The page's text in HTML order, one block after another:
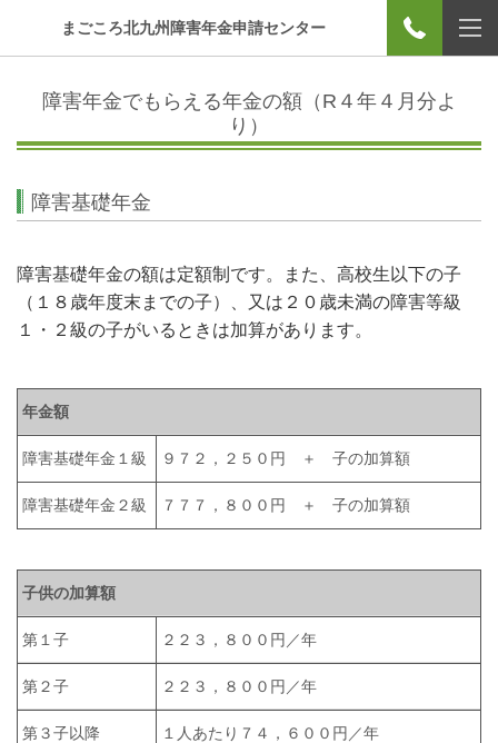
まごころ北九州障害年金申請センター
障害年金でもらえる年金の額（R４年４月分よ
り）
障害基礎年金
障害基礎年金の額は定額制です。また、高校生以下の子
（１８歳年度末までの子）、又は２０歳未満の障害等級
１・２級の子がいるときは加算があります。
年金額
障害基礎年金１級 ９７２，２５０円 ＋ 子の加算額
障害基礎年金２級 ７７７，８００円 ＋ 子の加算額
子供の加算額
第１子 ２２３，８００円／年
第２子 ２２３，８００円／年
第３子以降 １人あたり７４，６００円／年